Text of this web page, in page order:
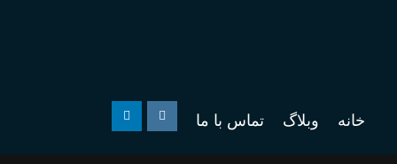
خانه وبلاگ تماس با ما Instagram
Linkedin